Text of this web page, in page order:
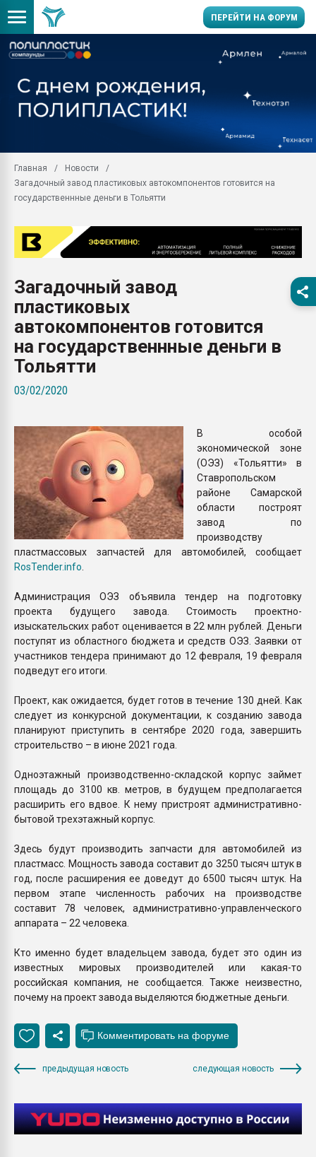
ПЕРЕЙТИ НА ФОРУМ
умельцы изготовили
Продажа готового
производство SPC
29.07.2026 ФРП помог
Помощь в подборе
Вакуум-формовочные
Подмосковье, Москва
28.07.2026
пластмасс
28.07.2026
Главная
Новости
Загадочный завод пластиковых автокомпонентов готовится на
государственнные деньги в Тольятти
Загадочный завод
пластиковых
автокомпонентов готовится
на государственнные деньги в
Тольятти
03/02/2020
В особой
экономической зоне
(ОЭЗ) «Тольятти» в
Ставропольском
районе Самарской
области построят
завод по
производству
пластмассовых запчастей для автомобилей, сообщает
RosTender.info
Администрация ОЭЗ объявила тендер на подготовку
проекта будущего завода. Стоимость проектно-
изыскательских работ оценивается в 22 млн рублей. Деньги
поступят из областного бюджета и средств ОЭЗ. Заявки от
участников тендера принимают до 12 февраля, 19 февраля
подведут его итоги.
Проект, как ожидается, будет готов в течение 130 дней. Как
следует из конкурсной документации, к созданию завода
планируют приступить в сентябре 2020 года, завершить
строительство – в июне 2021 года.
Одноэтажный производственно-складской корпус займет
площадь до 3100 кв. метров, в будущем предполагается
расширить его вдвое. К нему пристроят административно-
бытовой трехэтажный корпус.
Здесь будут производить запчасти для автомобилей из
пластмасс. Мощность завода составит до 3250 тысяч штук в
год, после расширения ее доведут до 6500 тысяч штук. На
первом этапе численность рабочих на производстве
составит 78 человек, административно-управленческого
аппарата – 22 человека.
Кто именно будет владельцем завода, будет это один из
известных мировых производителей или какая-то
российская компания, не сообщается. Также неизвестно,
почему на проект завода выделяются бюджетные деньги.
предыдущая новость следующая новость